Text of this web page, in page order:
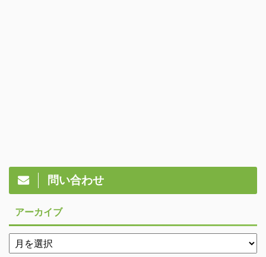
問い合わせ
アーカイブ